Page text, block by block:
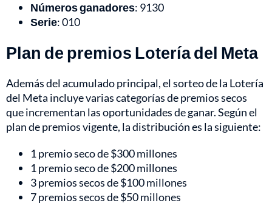
Números ganadores: 9130
Serie: 010
Plan de premios Lotería del Meta
Además del acumulado principal, el sorteo de la Lotería
del Meta incluye varias categorías de premios secos
que incrementan las oportunidades de ganar. Según el
plan de premios vigente, la distribución es la siguiente:
1 premio seco de $300 millones
1 premio seco de $200 millones
3 premios secos de $100 millones
7 premios secos de $50 millones